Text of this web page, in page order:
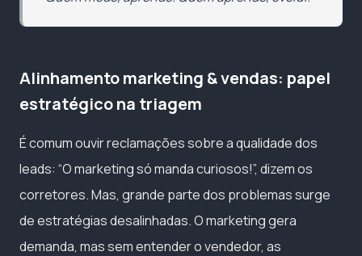
Alinhamento marketing & vendas: papel
estratégico na triagem
É comum ouvir reclamações sobre a qualidade dos
leads: “O marketing só manda curiosos!”, dizem os
corretores. Mas, grande parte dos problemas surge
de estratégias desalinhadas. O marketing gera
demanda, mas sem entender o vendedor, as